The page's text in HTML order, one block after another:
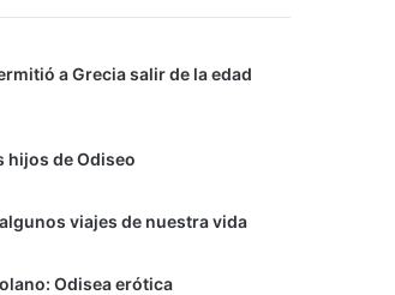
a Grecia salir de la edad
hijos de Odiseo
algunos viajes de nuestra vida
Odisea erótica